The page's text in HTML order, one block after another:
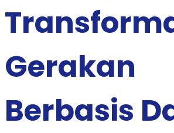
Gerakan
Berbasis